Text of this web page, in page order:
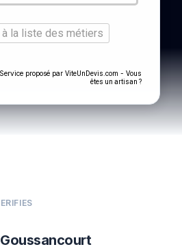
à la liste des métiers
proposé par ViteUnDevis.com - Vous
êtes un artisan ?